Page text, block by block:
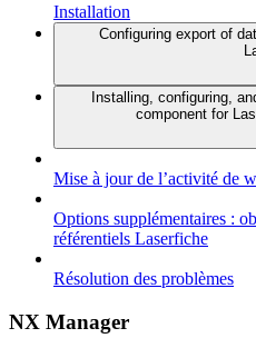
Installation
Configuring export of
Installing, configuring,
component for
Mise à jour de l’activité de
Options supplémentaires :
référentiels Laserfiche
Résolution des problèmes
NX Manager